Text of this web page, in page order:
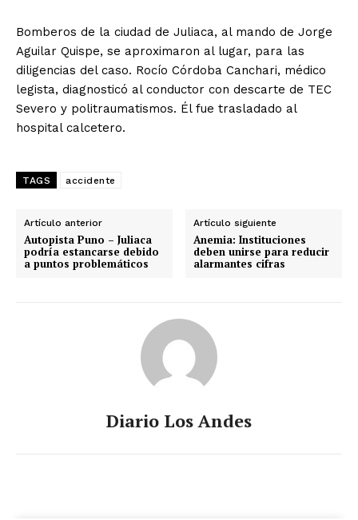
Bomberos de la ciudad de Juliaca, al mando de Jorge
Aguilar Quispe, se aproximaron al lugar, para las
diligencias del caso. Rocío Córdoba Canchari, médico
legista, diagnosticó al conductor con descarte de TEC
Severo y politraumatismos. Él fue trasladado al
hospital calcetero.
TAGS accidente
Artículo anterior
Autopista Puno – Juliaca
podría estancarse debido
a puntos problemáticos
Artículo siguiente
Anemia: Instituciones
deben unirse para reducir
alarmantes cifras
Diario Los Andes